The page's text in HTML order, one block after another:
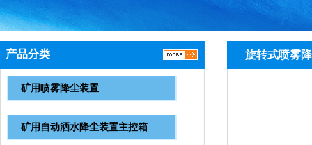
产品分类
矿用喷雾降尘装置
矿用自动洒水降尘装置主控箱
旋转式喷雾